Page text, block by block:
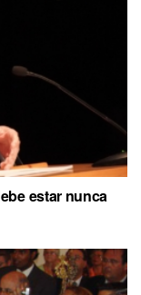
estar nunca